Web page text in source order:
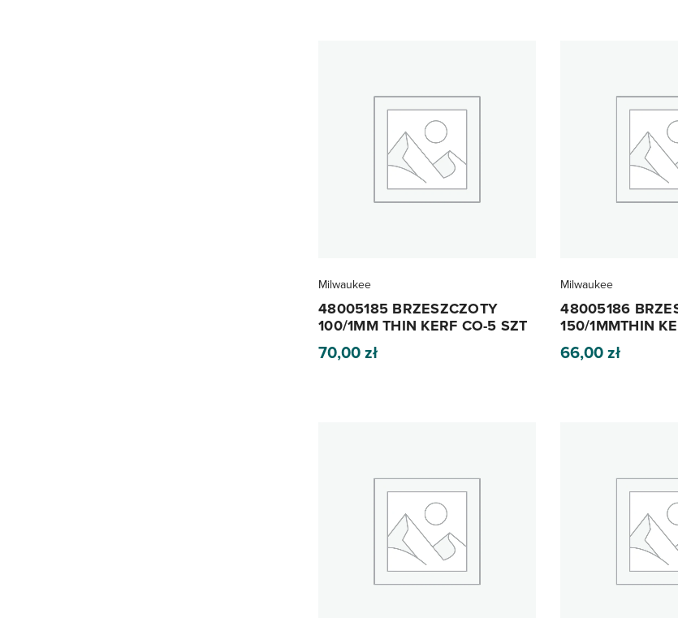
Milwaukee
48005185 BRZESZCZOTY
100/1MM THIN KERF CO-5 SZT
70,00zł
Milwaukee
48005186
150/1MMTHIN
66,00zł